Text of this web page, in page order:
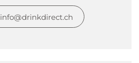
info@drinkdirect.ch